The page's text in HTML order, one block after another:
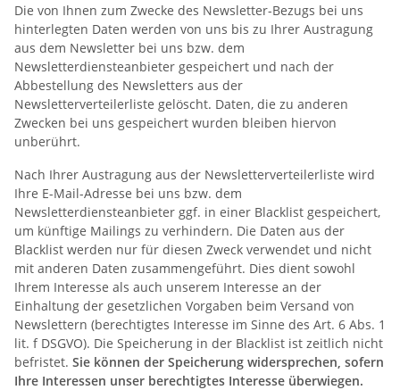
Die von Ihnen zum Zwecke des Newsletter-Bezugs bei uns
hinterlegten Daten werden von uns bis zu Ihrer Austragung
aus dem Newsletter bei uns bzw. dem
Newsletterdiensteanbieter gespeichert und nach der
Abbestellung des Newsletters aus der
Newsletterverteilerliste gelöscht. Daten, die zu anderen
Zwecken bei uns gespeichert wurden bleiben hiervon
unberührt.
Nach Ihrer Austragung aus der Newsletterverteilerliste wird
Ihre E-Mail-Adresse bei uns bzw. dem
Newsletterdiensteanbieter ggf. in einer Blacklist gespeichert,
um künftige Mailings zu verhindern. Die Daten aus der
Blacklist werden nur für diesen Zweck verwendet und nicht
mit anderen Daten zusammengeführt. Dies dient sowohl
Ihrem Interesse als auch unserem Interesse an der
Einhaltung der gesetzlichen Vorgaben beim Versand von
Newslettern (berechtigtes Interesse im Sinne des Art. 6 Abs. 1
lit. f DSGVO). Die Speicherung in der Blacklist ist zeitlich nicht
befristet. Sie können der Speicherung widersprechen, sofern
Ihre Interessen unser berechtigtes Interesse überwiegen.